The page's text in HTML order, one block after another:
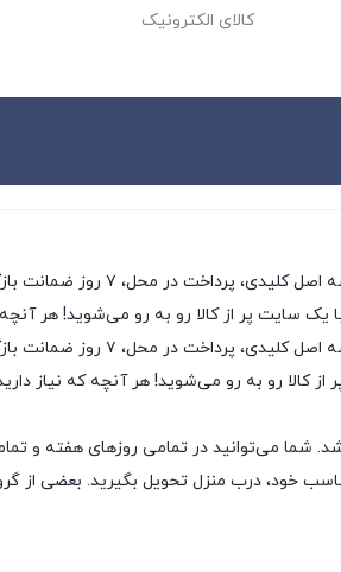
کالای الکترونیک
و تضمین اصل‌بودن کالا، موفق شده تا همگام با
یک سایت پر از کالا رو به رو می‌شوید! هر
ایران‌کالا به عنوان یکی از
کالا رو به رو می‌شوید! هر آنچه که نیاز
شما می‌توانید در تمامی روزهای هفته و
خود، درب منزل تحویل بگیرید. بعضی از